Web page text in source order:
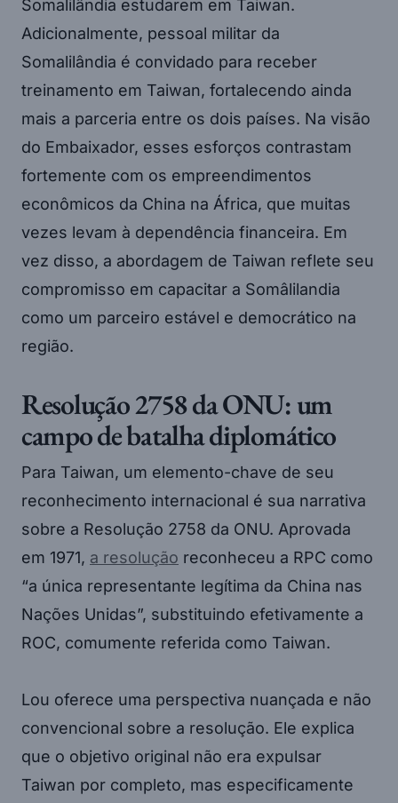
Somalilândia estudarem em Taiwan.
Adicionalmente, pessoal militar da
Somalilândia é convidado para receber
treinamento em Taiwan, fortalecendo ainda
mais a parceria entre os dois países. Na visão
do Embaixador, esses esforços contrastam
fortemente com os empreendimentos
econômicos da China na África, que muitas
vezes levam à dependência financeira. Em
vez disso, a abordagem de Taiwan reflete seu
compromisso em capacitar a Somâlilandia
como um parceiro estável e democrático na
região.
Resolução 2758 da ONU: um
campo de batalha diplomático
Para Taiwan, um elemento-chave de seu
reconhecimento internacional é sua narrativa
sobre a Resolução 2758 da ONU. Aprovada
em 1971, a resolução reconheceu a RPC como
“a única representante legítima da China nas
Nações Unidas”, substituindo efetivamente a
ROC, comumente referida como Taiwan.
Lou oferece uma perspectiva nuançada e não
convencional sobre a resolução. Ele explica
que o objetivo original não era expulsar
Taiwan por completo, mas especificamente